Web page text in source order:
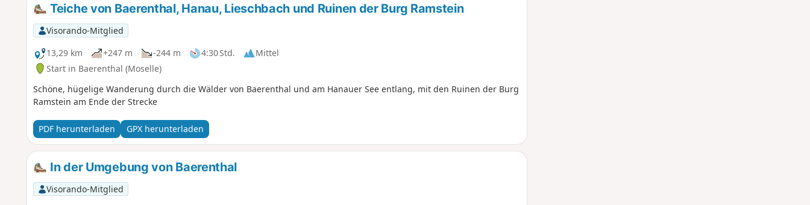
Teiche von Baerenthal, Hanau, Lieschbach und Ruinen der Burg Ramstein
Visorando-Mitglied
13,29 km
+247 m -244 m 4:30 Std.
Mittel
Start in Baerenthal (Moselle)
Schöne, hügelige Wanderung durch die Wälder von Baerenthal und am Hanauer See entlang, mit den Ruinen der Burg
Ramstein am Ende der Strecke
PDF herunterladen GPX herunterladen
In der Umgebung von Baerenthal
Visorando-Mitglied